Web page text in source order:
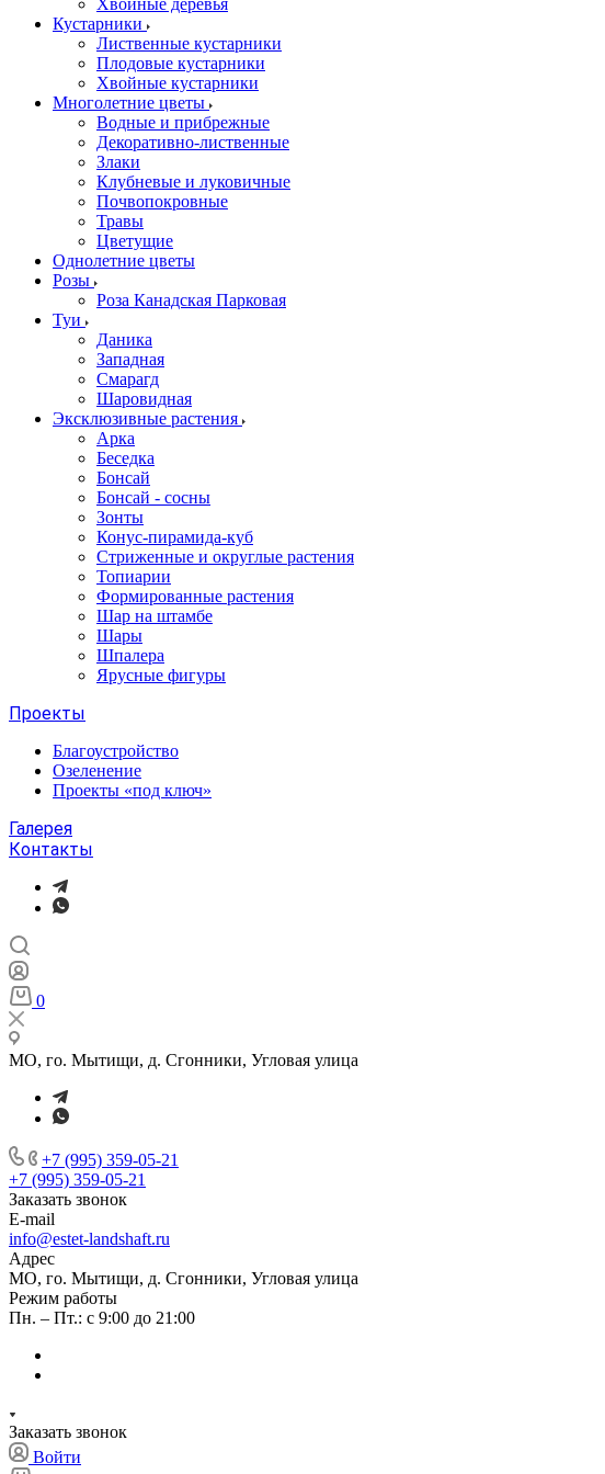
Хвойные деревья
Кустарники
Лиственные кустарники
Плодовые кустарники
Хвойные кустарники
Многолетние цветы
Водные и прибрежные
Декоративно-лиственные
Злаки
Клубневые и луковичные
Почвопокровные
Травы
Цветущие
Однолетние цветы
Розы
Роза Канадская Парковая
Туи
Даника
Западная
Смарагд
Шаровидная
Эксклюзивные растения
Арка
Беседка
Бонсай
Бонсай - сосны
Зонты
Конус-пирамида-куб
Стриженные и округлые растения
Топиарии
Формированные растения
Шар на штамбе
Шары
Шпалера
Ярусные фигуры
Проекты
Благоустройство
Озеленение
Проекты «под ключ»
Галерея
Контакты
0
МО, го. Мытищи, д. Сгонники, Угловая улица
+7 (995) 359-05-21
+7 (995) 359-05-21
Заказать звонок
E-mail
info@estet-landshaft.ru
Адрес
МО, го. Мытищи, д. Сгонники, Угловая улица
Режим работы
Пн. – Пт.: с 9:00 до 21:00
Заказать звонок
Войти